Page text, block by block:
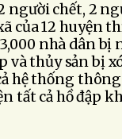
người chết, 2
của 12 huyện
nhà dân bị
và thủy sản bị
hệ thống
tất cả hồ đập